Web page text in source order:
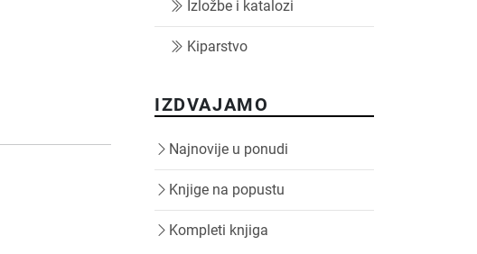
Izložbe i katalozi
Kiparstvo
IZDVAJAMO
Najnovije u ponudi
Knjige na popustu
Kompleti knjiga